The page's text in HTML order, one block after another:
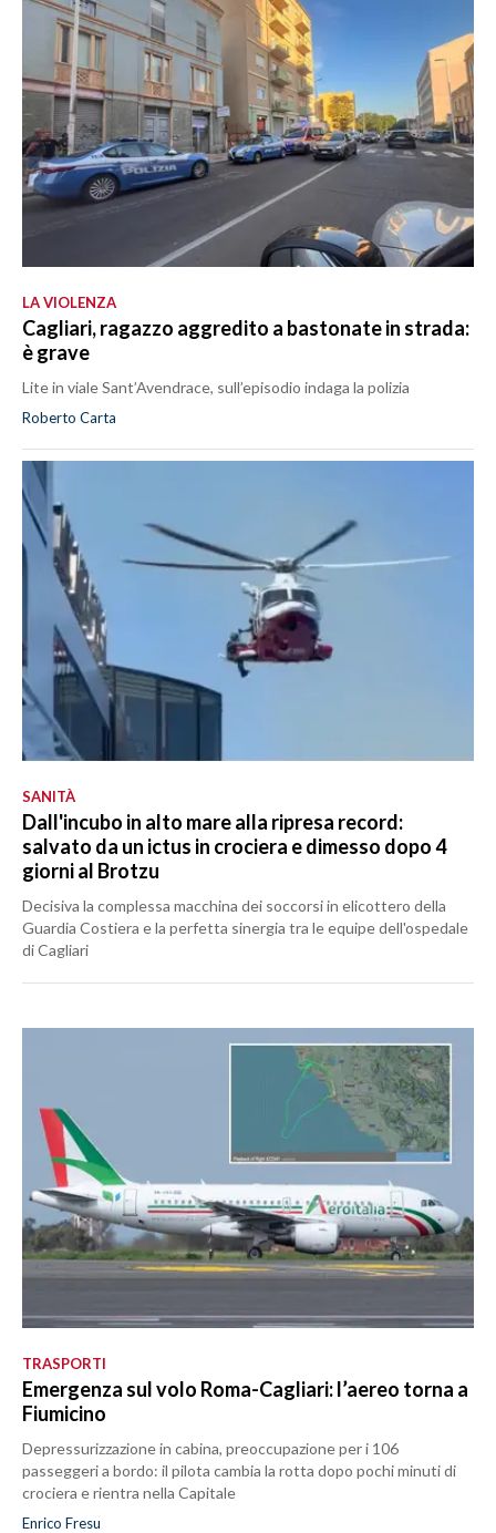
LA VIOLENZA
Cagliari, ragazzo aggredito a bastonate in strada:
è grave
Lite in viale Sant’Avendrace, sull’episodio indaga la polizia
Roberto Carta
SANITÀ
Dall'incubo in alto mare alla ripresa record:
salvato da un ictus in crociera e dimesso dopo 4
giorni al Brotzu
Decisiva la complessa macchina dei soccorsi in elicottero della
Guardia Costiera e la perfetta sinergia tra le equipe dell'ospedale
di Cagliari
TRASPORTI
Emergenza sul volo Roma-Cagliari: l’aereo torna a
Fiumicino
Depressurizzazione in cabina, preoccupazione per i 106
passeggeri a bordo: il pilota cambia la rotta dopo pochi minuti di
crociera e rientra nella Capitale
Enrico Fresu